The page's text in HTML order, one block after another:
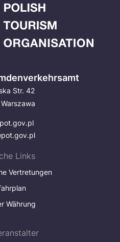
Str. 42
Links
Vertretungen
Währung